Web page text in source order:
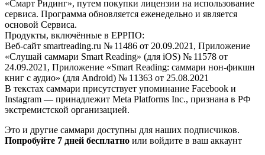
«Смарт Ридинг», путем покупки лицензии на использование
сервиса. Программа обновляется еженедельно и является
основой Сервиса.
Продукты, включённые в ЕРРПО:
Веб-сайт smartreading.ru № 11486 от 20.09.2021, Приложение
«Слушай саммари Smart Reading» (для iOS) № 11578 от
24.09.2021, Приложение «Smart Reading: саммари нон-фикшн
книг с аудио» (для Android) № 11363 от 25.08.2021
В текстах саммари присутствует упоминание Facebook и
Instagram — принадлежит Meta Platforms Inc., признана в РФ
экстремистской организацией.
Это и другие саммари доступны для наших подписчиков.
Попробуйте 7 дней бесплатно или войдите в ваш аккаунт